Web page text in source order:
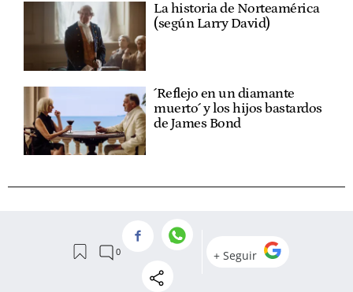
La historia de Norteamérica
(según Larry David)
´Reflejo en un diamante
muerto´ y los hijos bastardos
de James Bond
COMENTARIOS